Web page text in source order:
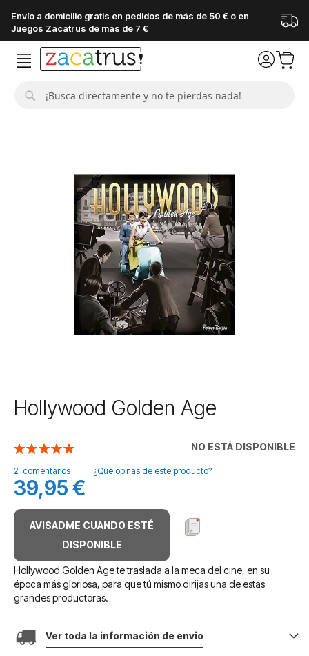
Envío a domicilio gratis en pedidos de más de 50 € o en
Juegos Zacatrus de más de 7 €
Saltar
al
de
la
galería
de
imágenes
Hollywood Golden Age
NO ESTÁ DISPONIBLE
Valoración:
2 comentarios ¿Qué opinas de este producto?
39,95 €
AVISADME CUANDO ESTÉ
DISPONIBLE
Hollywood Golden Age te traslada a la meca del cine, en su
época más gloriosa, para que tú mismo dirijas una de estas
grandes productoras.
Ver toda la información de envio